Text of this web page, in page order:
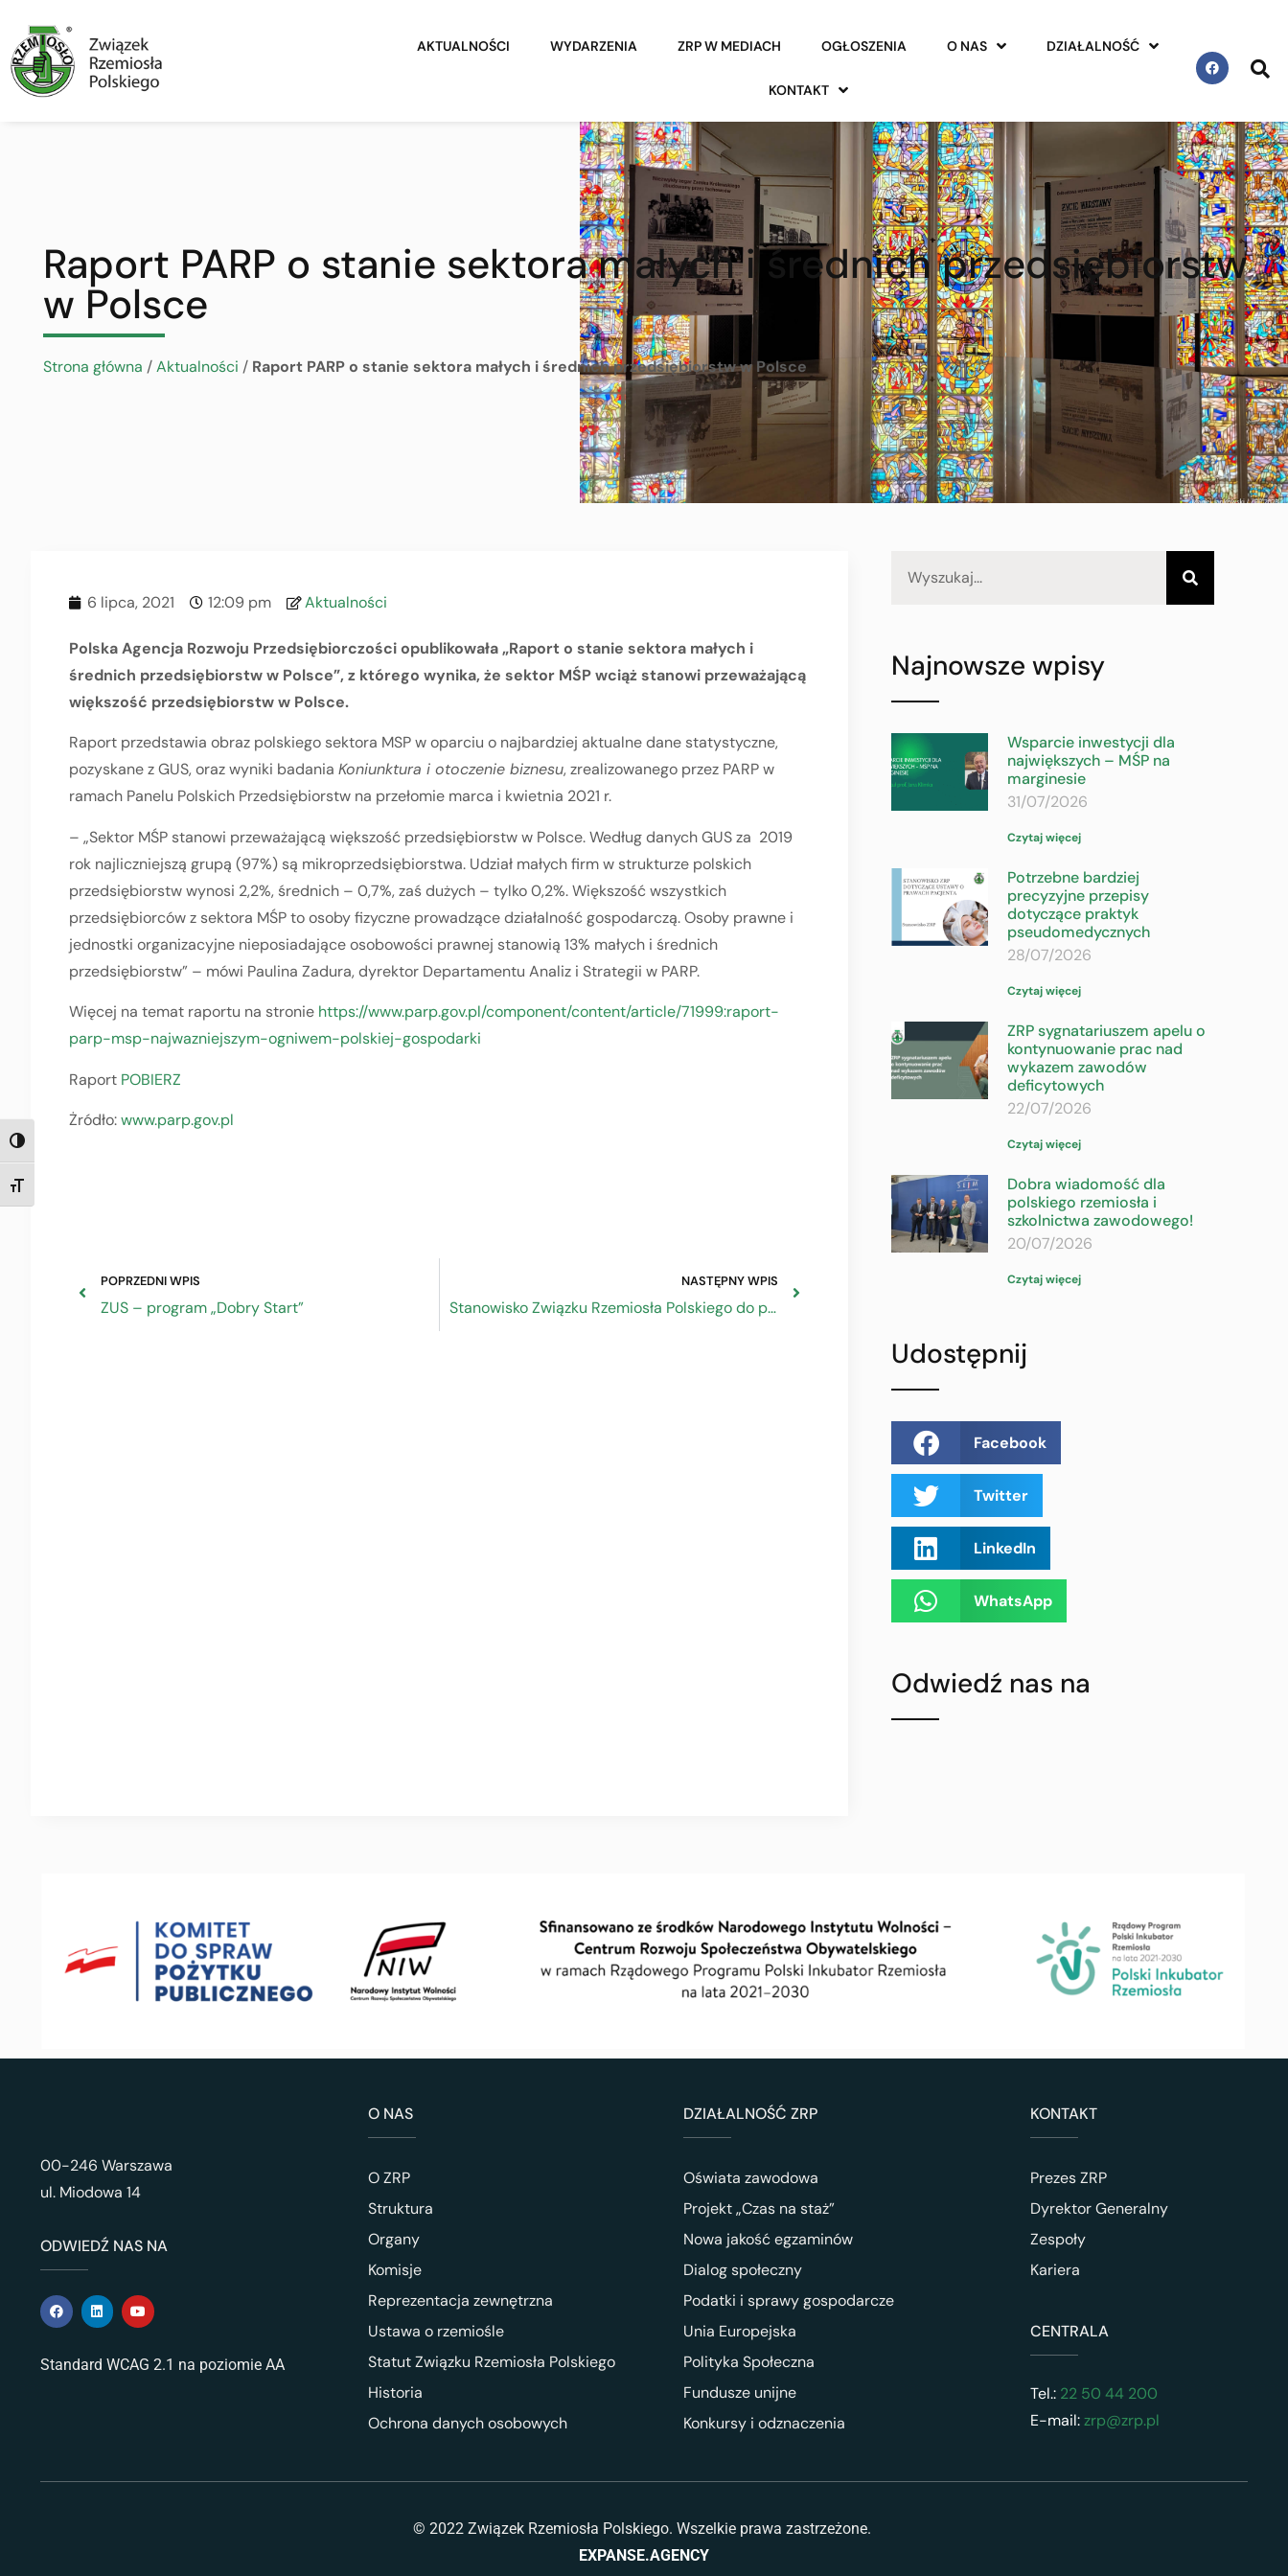
TOGGLE HIGH CONTRAST
TOGGLE FONT SIZE
AKTUALNOŚCI WYDARZENIA ZRP W MEDIACH OGŁOSZENIA O NAS DZIAŁALNOŚĆ
KONTAKT
Raport PARP o stanie sektora małych i średnich przedsiębiorstw
w Polsce
Strona główna /Aktualności / Raport PARP o stanie sektora małych i średnich przedsiębiorstw w Polsce
6 lipca, 2021 12:09 pm Aktualności
Polska Agencja Rozwoju Przedsiębiorczości opublikowała „Raport o stanie sektora małych i
średnich przedsiębiorstw w Polsce”, z którego wynika, że sektor MŚP wciąż stanowi przeważającą
większość przedsiębiorstw w Polsce.
Raport przedstawia obraz polskiego sektora MSP w oparciu o najbardziej aktualne dane statystyczne,
pozyskane z GUS, oraz wyniki badania Koniunktura i otoczenie biznesu, zrealizowanego przez PARP w
ramach Panelu Polskich Przedsiębiorstw na przełomie marca i kwietnia 2021 r.
– „Sektor MŚP stanowi przeważającą większość przedsiębiorstw w Polsce. Według danych GUS za 2019
rok najliczniejszą grupą (97%) są mikroprzedsiębiorstwa. Udział małych firm w strukturze polskich
przedsiębiorstw wynosi 2,2%, średnich – 0,7%, zaś dużych – tylko 0,2%. Większość wszystkich
przedsiębiorców z sektora MŚP to osoby fizyczne prowadzące działalność gospodarczą. Osoby prawne i
jednostki organizacyjne nieposiadające osobowości prawnej stanowią 13% małych i średnich
przedsiębiorstw” – mówi Paulina Zadura, dyrektor Departamentu Analiz i Strategii w PARP.
Więcej na temat raportu na stronie https://www.parp.gov.pl/component/content/article/71999:raport-
parp-msp-najwazniejszym-ogniwem-polskiej-gospodarki
Raport POBIERZ
Żródło:www.parp.gov.pl
POPRZEDNI WPIS
ZUS – program „Dobry Start”
NASTĘPNY WPIS
Stanowisko Związku Rzemiosła Polskiego do projektu programu „Fundusze Europejskie dla Rozwoju Społecznego 2021-2027”
Najnowsze wpisy
Wsparcie inwestycji dla
największych – MŚP na
marginesie
31/07/2026
Czytaj więcej
Potrzebne bardziej
precyzyjne przepisy
dotyczące praktyk
pseudomedycznych
28/07/2026
Czytaj więcej
ZRP sygnatariuszem apelu o
kontynuowanie prac nad
wykazem zawodów
deficytowych
22/07/2026
Czytaj więcej
Dobra wiadomość dla
polskiego rzemiosła i
szkolnictwa zawodowego!
20/07/2026
Czytaj więcej
Udostępnij
Facebook
Twitter
LinkedIn
WhatsApp
Odwiedź nas na
00-246 Warszawa
ul. Miodowa 14
ODWIEDŹ NAS NA
Standard WCAG 2.1 na poziomie AA
O NAS
O ZRP
Struktura
Organy
Komisje
Reprezentacja zewnętrzna
Ustawa o rzemiośle
Statut Związku Rzemiosła Polskiego
Historia
Ochrona danych osobowych
DZIAŁALNOŚĆ ZRP
Oświata zawodowa
Projekt „Czas na staż”
Nowa jakość egzaminów
Dialog społeczny
Podatki i sprawy gospodarcze
Unia Europejska
Polityka Społeczna
Fundusze unijne
Konkursy i odznaczenia
KONTAKT
Prezes ZRP
Dyrektor Generalny
Zespoły
Kariera
CENTRALA
Tel.:22 50 44 200
E-mail:zrp@zrp.pl
© 2022 Związek Rzemiosła Polskiego. Wszelkie prawa zastrzeżone.
EXPANSE.AGENCY